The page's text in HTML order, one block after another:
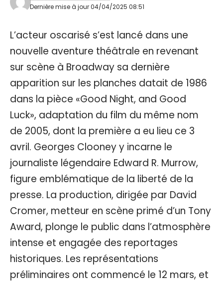
Dernière mise à jour 04/04/2025 08:51
L’acteur oscarisé s’est lancé dans une
nouvelle aventure théâtrale en revenant
sur scène à Broadway sa dernière
apparition sur les planches datait de 1986
dans la pièce «Good Night, and Good
Luck», adaptation du film du même nom
de 2005, dont la première a eu lieu ce 3
avril. Georges Clooney y incarne le
journaliste légendaire Edward R. Murrow,
figure emblématique de la liberté de la
presse. La production, dirigée par David
Cromer, metteur en scène primé d’un Tony
Award, plonge le public dans l’atmosphère
intense et engagée des reportages
historiques. Les représentations
préliminaires ont commencé le 12 mars, et